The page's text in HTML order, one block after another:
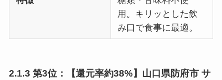
用。キリッとした飲
み口で食事に最適。
2.1.3 第3位：【還元率約38%】山口県防府市 サ